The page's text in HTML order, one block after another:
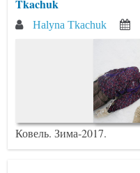
Tkachuk
Halyna Tkachuk
Ковель. Зима-2017.